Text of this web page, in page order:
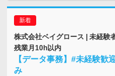
株式会社ベイグロース | 未経験
残業月10h以内
【データ事務】#未経験
み